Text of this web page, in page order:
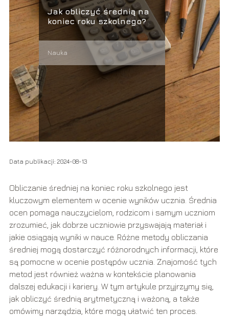
Jak obliczyć średnią na
koniec roku szkolnego?
Nauka
Data publikacji: 2024-08-13
Obliczanie średniej na koniec roku szkolnego jest
kluczowym elementem w ocenie wyników ucznia. Średnia
ocen pomaga nauczycielom, rodzicom i samym uczniom
zrozumieć, jak dobrze uczniowie przyswajają materiał i
jakie osiągają wyniki w nauce. Różne metody obliczania
średniej mogą dostarczyć różnorodnych informacji, które
są pomocne w ocenie postępów ucznia. Znajomość tych
metod jest również ważna w kontekście planowania
dalszej edukacji i kariery. W tym artykule przyjrzymy się,
jak obliczyć średnią arytmetyczną i ważoną, a także
omówimy narzędzia, które mogą ułatwić ten proces.